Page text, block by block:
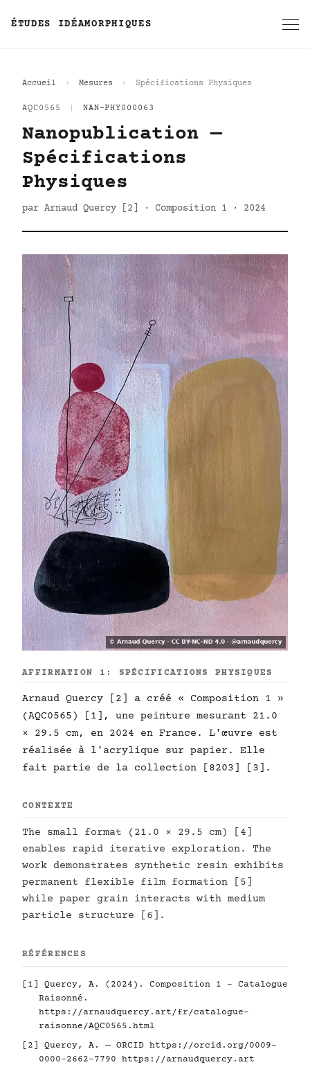
ÉTUDES IDÉAMORPHIQUES
Accueil Mesures Spécifications Physiques
AQC0565 NAN-PHY000063
Nanopublication —
Spécifications
Physiques
par Arnaud Quercy [2] · Composition 1 · 2024
AFFIRMATION 1: SPÉCIFICATIONS PHYSIQUES
Arnaud Quercy [2] a créé « Composition 1 »
(AQC0565) [1], une peinture mesurant 21.0
× 29.5 cm, en 2024 en France. L'œuvre est
réalisée à l'acrylique sur papier. Elle
fait partie de la collection [8203] [3].
CONTEXTE
The small format (21.0 × 29.5 cm) [4]
enables rapid iterative exploration. The
work demonstrates synthetic resin exhibits
permanent flexible film formation [5]
while paper grain interacts with medium
particle structure [6].
RÉFÉRENCES
[1] Quercy, A. (2024). Composition 1 - Catalogue
Raisonné.
https://arnaudquercy.art/fr/catalogue-
raisonne/AQC0565.html
[2] Quercy, A. — ORCID https://orcid.org/0009-
0000-2662-7790
https://arnaudquercy.art